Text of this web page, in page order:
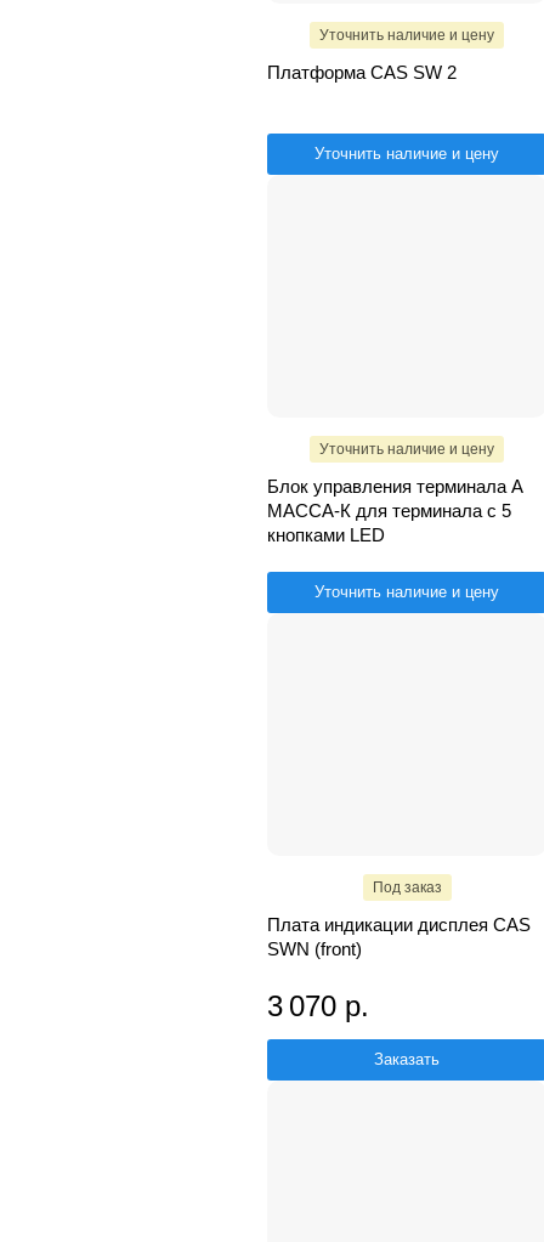
Уточнить наличие и цену
Платформа CAS SW 2
Уточнить наличие и цену
Уточнить наличие и цену
Блок управления терминала А
МАССА-К для терминала с 5
кнопками LED
Уточнить наличие и цену
Под заказ
Плата индикации дисплея CAS
SWN (front)
3 070 р.
Заказать